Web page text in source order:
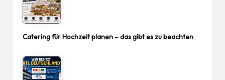
Catering für Hochzeit planen – das gibt es zu beachten